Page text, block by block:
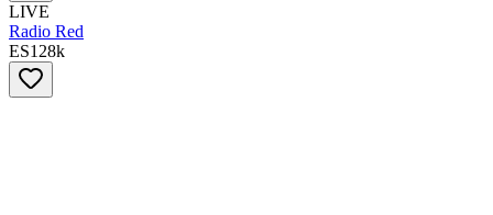
LIVE
Radio Red
ES128k